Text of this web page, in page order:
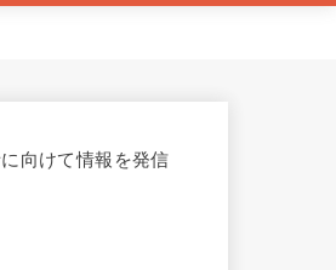
向けて情報を発信